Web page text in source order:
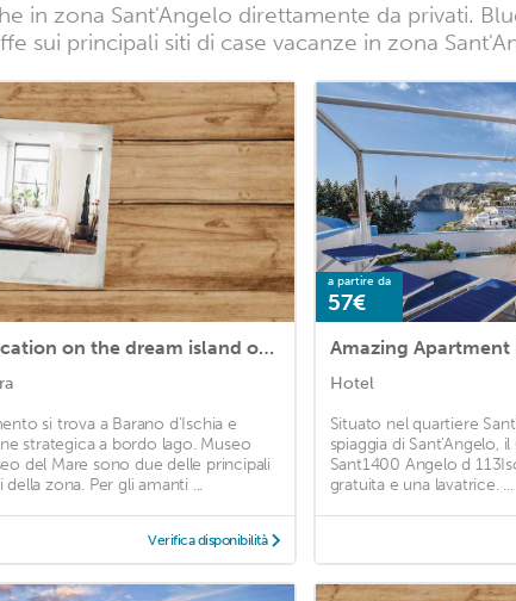
in zona Sant'Angelo direttamente da privati.
sui principali siti di case vacanze in zona
Spend your vacation on the dream island of Ischia and this pleasant accommodation.
si trova a Barano d'Ischia e
strategica a bordo lago. Museo
del Mare sono due delle principali
zona. Per gli amanti ...
Verifica disponibilità
a partire da
57€
Hotel
Situato nel quartiere
spiaggia di Sant'Angelo,
Sant1400 Angelo d
gratuita e una lavatrice. ...